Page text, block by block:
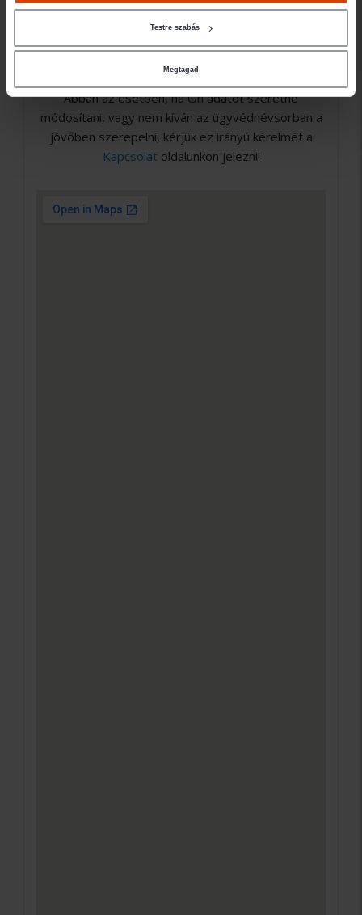
Testre szabás
Megtagad
elérhetőségét a Magyar Ügyvédi Kamara Országos
Abban az esetben, ha Ön adatot szeretne
módosítani, vagy nem kíván az ügyvédnévsorban a
jövőben szerepelni, kérjük ez irányú kérelmét a
Kapcsolatoldalunkon jelezni!